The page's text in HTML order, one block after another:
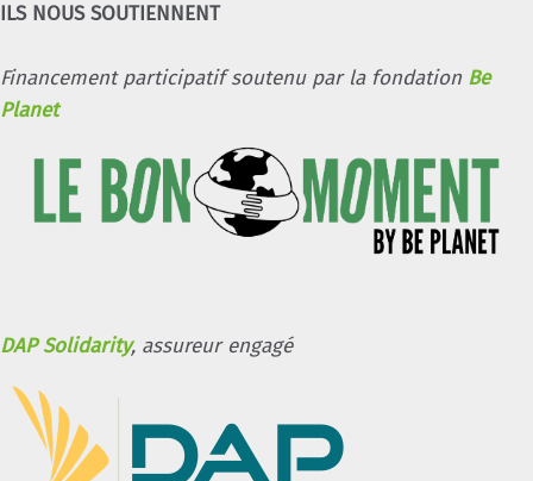
ILS NOUS SOUTIENNENT
Financement participatif soutenu par la fondation Be
Planet
DAP Solidarity, assureur engagé